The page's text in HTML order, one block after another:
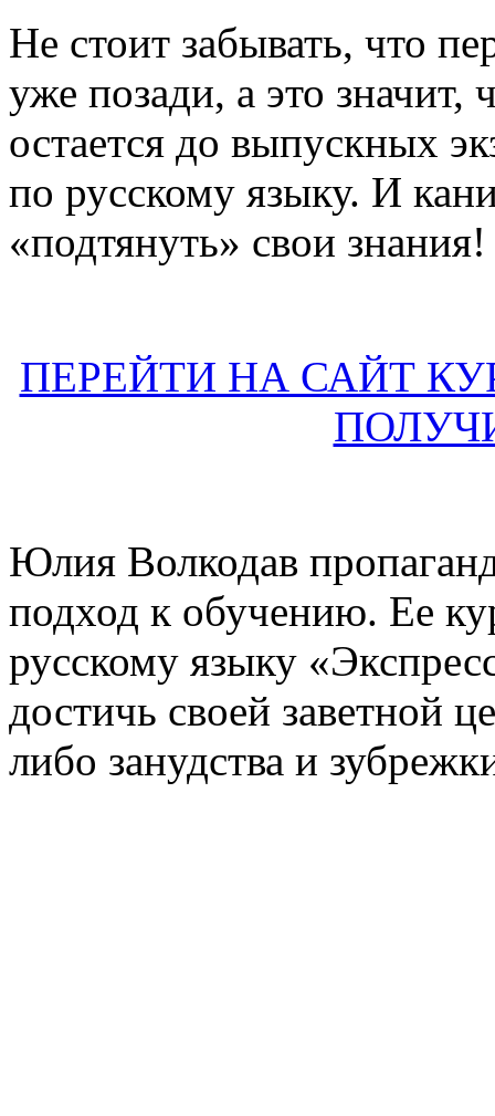
Не стоит забывать, что
уже позади, а это
остается до выпускных
по русскому языку. И
«подтянуть» свои знания!
ПЕРЕЙТИ НА САЙТ
Юлия Волкодав
подход к обучению. Ее
русскому языку
достичь своей заветной
либо занудства и